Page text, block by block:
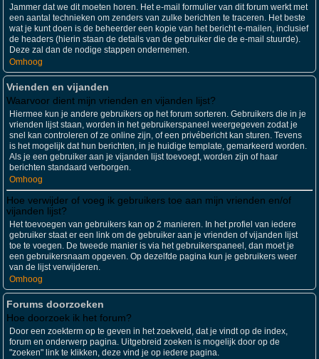
Jammer dat we dit moeten horen. Het e-mail formulier van dit forum werkt met
een aantal technieken om zenders van zulke berichten te traceren. Het beste
wat je kunt doen is de beheerder een kopie van het bericht e-mailen, inclusief
de headers (hierin staan de details van de gebruiker die de e-mail stuurde).
Deze zal dan de nodige stappen ondernemen.
Omhoog
Vrienden en vijanden
Waarvoor dient mijn vrienden en vijanden lijst?
Hiermee kun je andere gebruikers op het forum sorteren. Gebruikers die in je
vrienden lijst staan, worden in het gebruikerspaneel weergegeven zodat je
snel kan controleren of ze online zijn, of een privébericht kan sturen. Tevens
is het mogelijk dat hun berichten, in je huidige template, gemarkeerd worden.
Als je een gebruiker aan je vijanden lijst toevoegt, worden zijn of haar
berichten standaard verborgen.
Omhoog
Hoe verwijder of voeg ik gebruikers toe aan mijn vrienden en/of
vijanden lijst?
Het toevoegen van gebruikers kan op 2 manieren. In het profiel van iedere
gebruiker staat er een link om de gebruiker aan je vrienden of vijanden lijst
toe te voegen. De tweede manier is via het gebruikerspaneel, dan moet je
een gebruikersnaam opgeven. Op dezelfde pagina kun je gebruikers weer
van de lijst verwijderen.
Omhoog
Forums doorzoeken
Hoe doorzoek ik het forum?
Door een zoekterm op te geven in het zoekveld, dat je vindt op de index,
forum en onderwerp pagina. Uitgebreid zoeken is mogelijk door op de
"zoeken" link te klikken, deze vind je op iedere pagina.